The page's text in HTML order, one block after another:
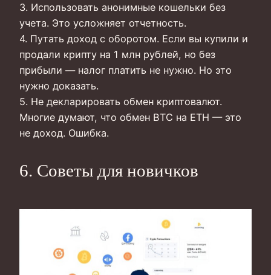
3. Использовать анонимные кошельки без
учета. Это усложняет отчетность.
4. Путать доход с оборотом. Если вы купили и
продали крипту на 1 млн рублей, но без
прибыли — налог платить не нужно. Но это
нужно доказать.
5. Не декларировать обмен криптовалют.
Многие думают, что обмен BTC на ETH — это
не доход. Ошибка.
6. Советы для новичков